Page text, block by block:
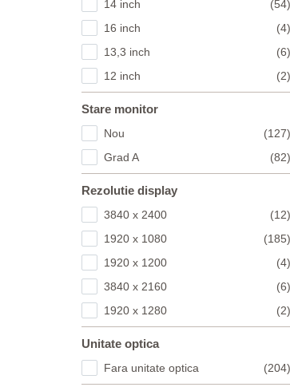
14 inch
(54)
16 inch
(4)
13,3 inch
(6)
12 inch
(2)
Stare monitor
Nou
(127)
Grad A
(82)
Rezolutie display
3840 x 2400
(12)
1920 x 1080
(185)
1920 x 1200
(4)
3840 x 2160
(6)
1920 x 1280
(2)
Unitate optica
Fara unitate optica (204)